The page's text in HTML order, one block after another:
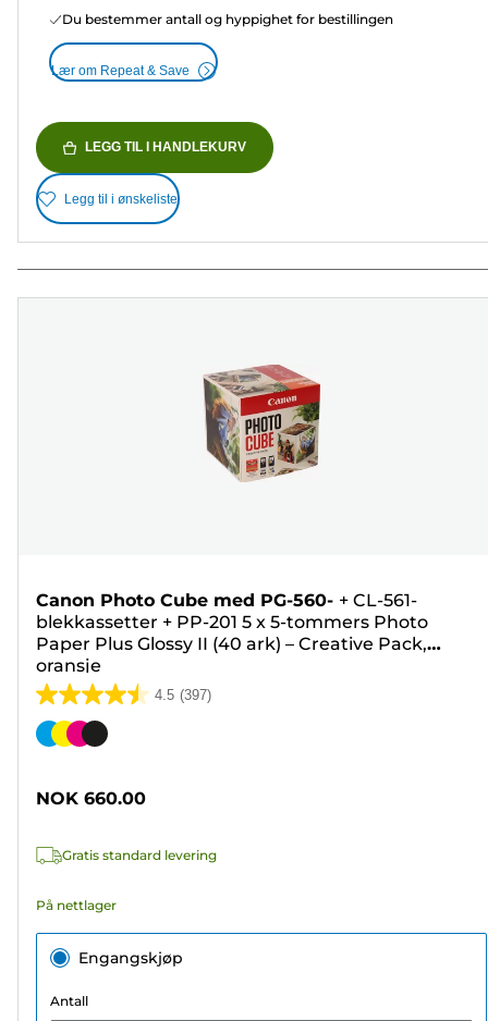
Du bestemmer antall og hyppighet for bestillingen
Lær om Repeat & Save
LEGG TIL I HANDLEKURV
Legg til i ønskeliste
Canon Photo Cube med PG-560- + CL-561-
blekkassetter + PP-201 5 x 5-tommers Photo
Paper Plus Glossy II (40 ark) – Creative Pack,
oransje
4.5 (397)
4.5
av
397
Fargekassett
NOK 660.00
Gratis standard levering
På nettlager
Engangskjøp
Antall